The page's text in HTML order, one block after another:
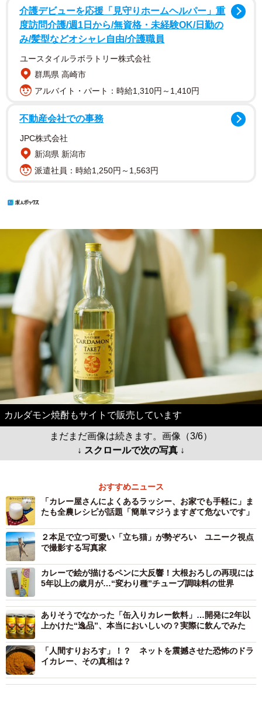
介護デビューを応援「見守りホームヘルパー」重
度訪問介護/週1日から/無資格・未経験OK/日勤の
み/髪型などオシャレ自由/介護職員
ユースタイルラボラトリー株式会社
群馬県 高崎市
アルバイト・パート：時給1,310円～1,410円
不動産会社での事務
JPC株式会社
新潟県 新潟市
派遣社員：時給1,250円～1,563円
カルダモン焼酎もサイトで販売しています
まだまだ画像は続きます。画像（3/6）
↓ スクロールで次の写真 ↓
おすすめニュース
「カレー屋さんによくあるラッシー、お家でも手軽に」ま
たも全農レシピが話題「簡単マジうますぎて危ないです」
２本足で立つ可愛い「立ち猫」が勢ぞろい ユニーク視点
で撮影する写真家
カレーで絵が描けるペンに大反響！大根おろしの再現には
5年以上の歳月が…“変わり種”チューブ調味料の世界
ありそうでなかった「缶入りカレー飲料」…開発に2年以
上かけた“逸品”、本当においしいの？実際に飲んでみた
「人間すりおろす」！？ ネットを震撼させた恐怖のドラ
イカレー、その真相は？